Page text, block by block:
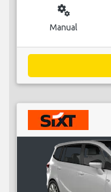
miscellaneous_services
Manual